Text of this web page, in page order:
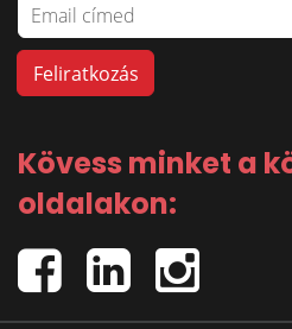
Kövess minket a
oldalakon: